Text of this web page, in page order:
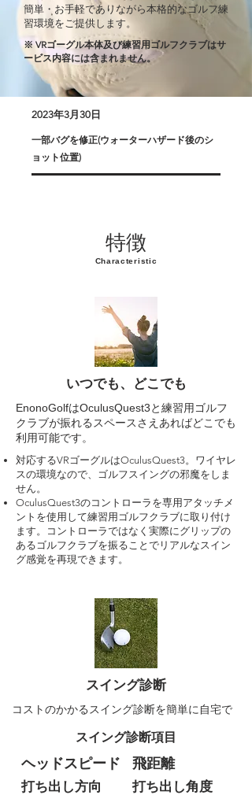
日経トレンディ6月号に掲載
2023年3月30日
一部バグを修正(ウォーターハザード後のシ
ョット位置)
2023年3月30日
当たり判定のレベル設定をオプションに追加
簡単・お手軽でありながら本格的なゴルフ練
習環境をご提供します。
※ VRゴーグル本体及び練習用ゴルフクラブはサ
ービス内容には含まれません。
特徴
Characteristic
いつでも、どこでも
EnonoGolfはOculusQuest3と練習用ゴルフ
クラブが振れるスペースさえあればどこでも
利用可能です。
対応するVRゴーグルはOculusQuest3。ワイヤレ
スの環境なので、ゴルフスイングの邪魔をしま
せん。
OculusQuest3のコントローラを専用アタッチメ
ントを使用して練習用ゴルフクラブに取り付け
ます。コントローラではなく実際にグリップの
あるゴルフクラブを振ることでリアルなスイン
グ感覚を再現できます。
スイング診断
コストのかかるスイング診断を簡単に自宅で
スイング診断項目
ヘッドスピード
打ち出し方向
飛距離
​打ち出し角度